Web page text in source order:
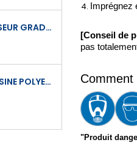
POT DOSEUR GRADUÉ 1,1 LITRE - RÉSINE - GELCOAT
1 KG - RÉSINE POLYESTER ISO DE STRATIFICATION
[Conseil de
pas
"Produit